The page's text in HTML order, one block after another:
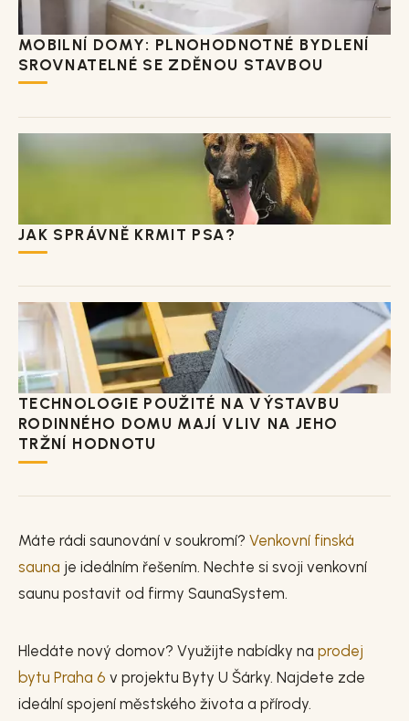
MOBILNÍ DOMY: PLNOHODNOTNÉ BYDLENÍ
SROVNATELNÉ SE ZDĚNOU STAVBOU
JAK SPRÁVNĚ KRMIT PSA?
TECHNOLOGIE POUŽITÉ NA VÝSTAVBU
RODINNÉHO DOMU MAJÍ VLIV NA JEHO
TRŽNÍ HODNOTU
Máte rádi saunování v soukromí? Venkovní finská
sauna je ideálním řešením. Nechte si svoji venkovní
saunu postavit od firmy SaunaSystem.
Hledáte nový domov? Využijte nabídky na prodej
bytu Praha 6 v projektu Byty U Šárky. Najdete zde
ideální spojení městského života a přírody.